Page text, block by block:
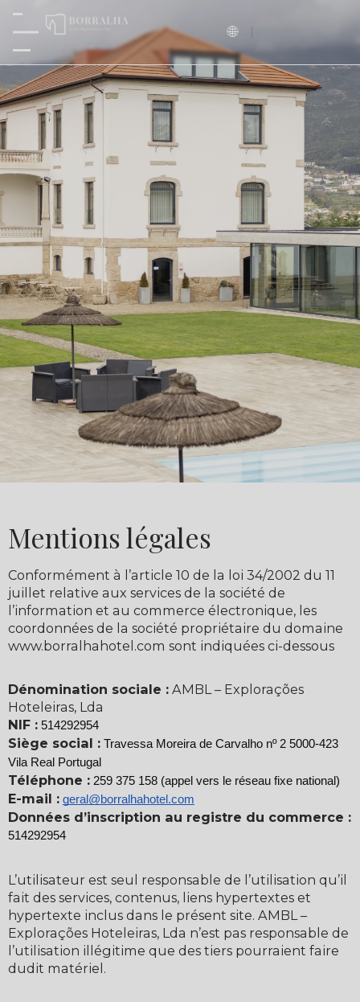
Mentions légales
Conformément à l’article 10 de la loi 34/2002 du 11
juillet relative aux services de la société de
l’information et au commerce électronique, les
coordonnées de la société propriétaire du domaine
www.borralhahotel.com sont indiquées ci-dessous
Dénomination sociale : AMBL – Explorações
Hoteleiras, Lda
NIF : 514292954
Siège social : Travessa Moreira de Carvalho nº 2 5000-423
Vila Real Portugal
Téléphone : 259 375 158 (appel vers le réseau fixe national)
E-mail : geral@borralhahotel.com
Données d’inscription au registre du commerce :
514292954
L’utilisateur est seul responsable de l’utilisation qu’il
fait des services, contenus, liens hypertextes et
hypertexte inclus dans le présent site. AMBL –
Explorações Hoteleiras, Lda n’est pas responsable de
l’utilisation illégitime que des tiers pourraient faire
dudit matériel.